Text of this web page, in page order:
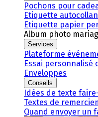
Pochons pour
Etiquette
Etiquette papier
Album photo
Services
Plateforme
Essai personnalisé
Enveloppes
Conseils
Idées de texte
Textes de
Quand envoyer un